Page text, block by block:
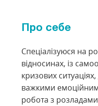
Про себе
Спеціалізуюся на
відносинах, із
кризових
важкими
робота з